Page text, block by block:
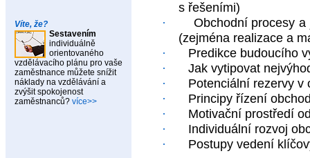
Víte, že?
Sestavením
individuálně
orientovaného
vzdělávacího plánu pro vaše
zaměstnance můžete snížit
náklady na vzdělávání a
zvýšit spokojenost
zaměstnanců? více>>
s řešeními)
·
Obchodní procesy
(zejména realizace a
·
Predikce budoucího
·
Jak vytipovat
·
Potenciální rezervy v
·
Principy řízení
·
Motivační prostředí
·
Individuální rozvoj
·
Postupy vedení